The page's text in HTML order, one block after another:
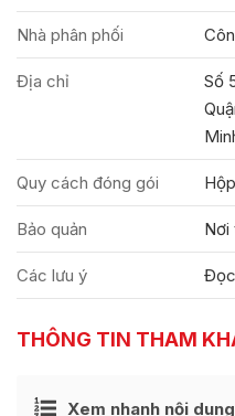
Nhà phân phối
Địa chỉ
Số
Quy cách đóng gói
Bảo quản Nơi
Các lưu ý
THÔNG TIN THAM
Xem nhanh nội